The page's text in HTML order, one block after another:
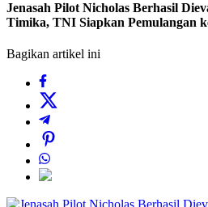
Jenasah Pilot Nicholas Berhasil
Timika, TNI Siapkan Pemulangan
Bagikan artikel ini